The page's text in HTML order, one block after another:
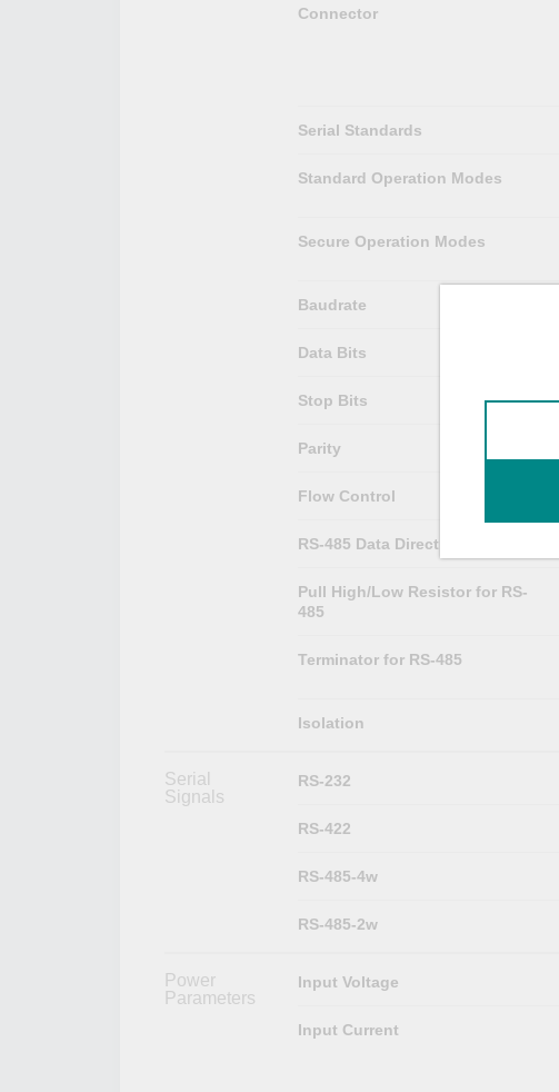
Connector
Serial Standards
Standard Operation Modes
Secure Operation Modes
Baudrate
Data Bits
Stop Bits
Parity
Flow Control
RS-485 Data Direction Control
Pull High/Low Resistor for RS-
485
Terminator for RS-485
Isolation
Serial
Signals
RS-232
RS-422
RS-485-4w
RS-485-2w
Power
Parameters
Input Voltage
Input Current